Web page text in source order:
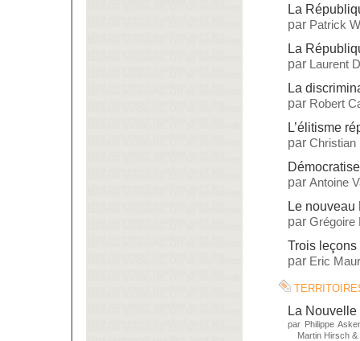
La
par Patrick
La
par Laurent
La
par Robert
L’élitisme
par Christian
par Antoine
Le nouveau
par Grégoire
Trois leçons
par Eric
La
par Philippe
Martin Hirsch &